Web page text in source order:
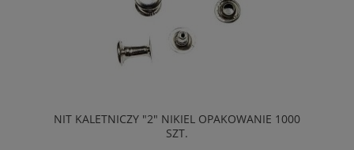
NIT KALETNICZY "2" NIKIEL OPAKOWANIE 1000
SZT.